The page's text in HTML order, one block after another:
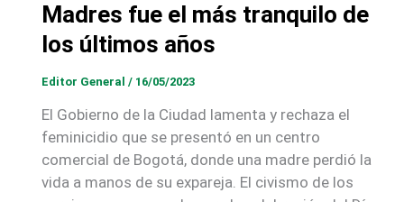
Madres fue el más tranquilo de
los últimos años
Editor General / 16/05/2023
El Gobierno de la Ciudad lamenta y rechaza el
feminicidio que se presentó en un centro
comercial de Bogotá, donde una madre perdió la
vida a manos de su expareja. El civismo de los